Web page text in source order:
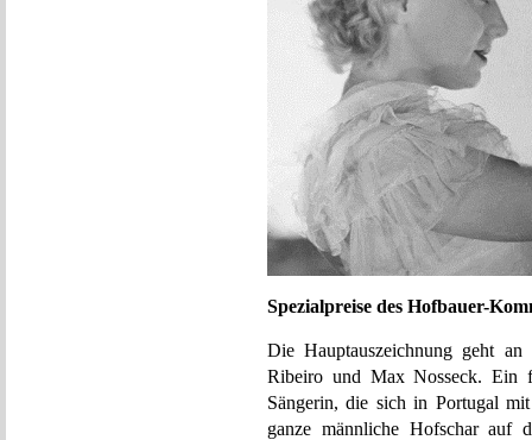
Spezialpreise des Hofbauer-
Die Hauptauszeichnung geht an
Ribeiro und Max Nosseck. Ein
Sängerin, die sich in Portugal
ganze männliche Hofschar auf